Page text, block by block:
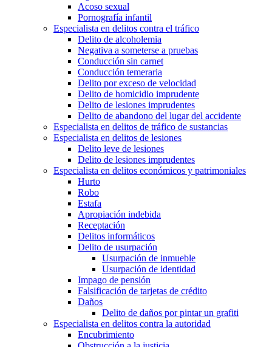
Acoso sexual
Pornografía infantil
Especialista en delitos contra el tráfico
Delito de alcoholemia
Negativa a someterse a pruebas
Conducción sin carnet
Conducción temeraria
Delito por exceso de velocidad
Delito de homicidio imprudente
Delito de lesiones imprudentes
Delito de abandono del lugar del accidente
Especialista en delitos de tráfico de sustancias
Especialista en delitos de lesiones
Delito leve de lesiones
Delito de lesiones imprudentes
Especialista en delitos económicos y patrimoniales
Hurto
Robo
Estafa
Apropiación indebida
Receptación
Delitos informáticos
Delito de usurpación
Usurpación de inmueble
Usurpación de identidad
Impago de pensión
Falsificación de tarjetas de crédito
Daños
Delito de daños por pintar un grafiti
Especialista en delitos contra la autoridad
Encubrimiento